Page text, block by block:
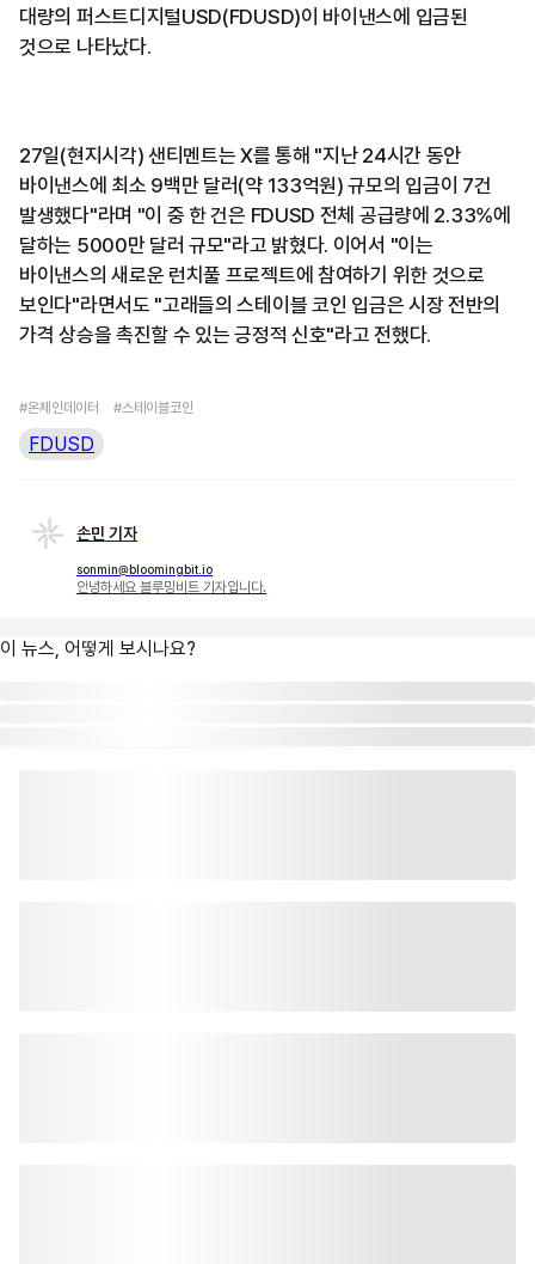
대량의 퍼스트디지털USD(FDUSD)이 바이낸스에 입금된
것으로 나타났다.
27일(현지시각) 샌티멘트는 X를 통해 "지난 24시간 동안
바이낸스에 최소 9백만 달러(약 133억원) 규모의 입금이 7건
발생했다"라며 "이 중 한 건은 FDUSD 전체 공급량에 2.33%에
달하는 5000만 달러 규모"라고 밝혔다. 이어서 "이는
바이낸스의 새로운 런치풀 프로젝트에 참여하기 위한 것으로
보인다"라면서도 "고래들의 스테이블 코인 입금은 시장 전반의
가격 상승을 촉진할 수 있는 긍정적 신호"라고 전했다.
#온체인데이터 #스테이블코인
FDUSD
손민 기자
sonmin@bloomingbit.io
안녕하세요 블루밍비트 기자입니다.
이 뉴스, 어떻게 보시나요?